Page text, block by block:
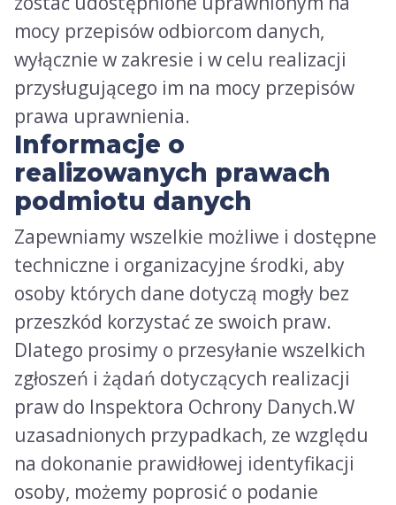
mocy przepisów odbiorcom danych,
wyłącznie w zakresie i w celu realizacji
przysługującego im na mocy przepisów
prawa uprawnienia.
Informacje o
realizowanych prawach
podmiotu danych
Zapewniamy wszelkie możliwe i dostępne
techniczne i organizacyjne środki, aby
osoby których dane dotyczą mogły bez
przeszkód korzystać ze swoich praw.
Dlatego prosimy o przesyłanie wszelkich
zgłoszeń i żądań dotyczących realizacji
praw do Inspektora Ochrony Danych.W
uzasadnionych przypadkach, ze względu
na dokonanie prawidłowej identyfikacji
osoby, możemy poprosić o podanie